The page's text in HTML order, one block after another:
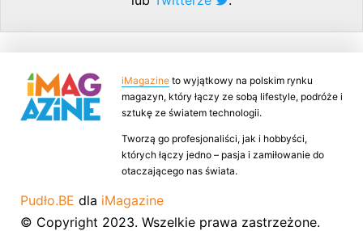
iMagazine to wyjątkowy na polskim rynku
magazyn, który łączy ze sobą lifestyle, podróże i
sztukę ze światem technologii.
Tworzą go profesjonaliści, jak i hobbyści,
których łączy jedno – pasja i zamiłowanie do
otaczającego nas świata.
Pudło.BE dla iMagazine
© Copyright 2023. Wszelkie prawa zastrzeżone.